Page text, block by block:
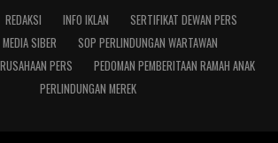
REDAKSI INFO IKLAN
SERTIFIKAT DEWAN PERS
SIBER
SOP PERLINDUNGAN WARTAWAN
PERS
PEDOMAN PEMBERITAAN RAMAH ANAK
PERLINDUNGAN MEREK